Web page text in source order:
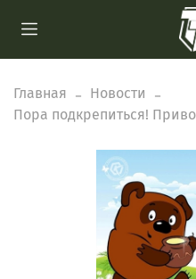
Главная
Новости
Пора подкрепиться!